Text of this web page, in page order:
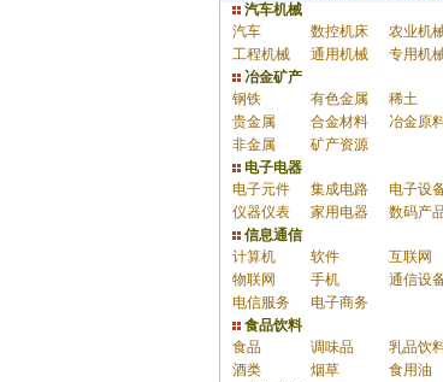
汽车机械
汽车
数控机床
农业机
工程机械
通用机械
专用机
冶金矿产
钢铁
有色金属
稀土
贵金属
合金材料
冶金原
非金属
矿产资源
电子电器
电子元件
集成电路
电子设
仪器仪表
家用电器
数码产
信息通信
计算机
软件
互联网
物联网
手机
通信设
电信服务
电子商务
食品饮料
食品
调味品
乳品饮
酒类
烟草
食用油